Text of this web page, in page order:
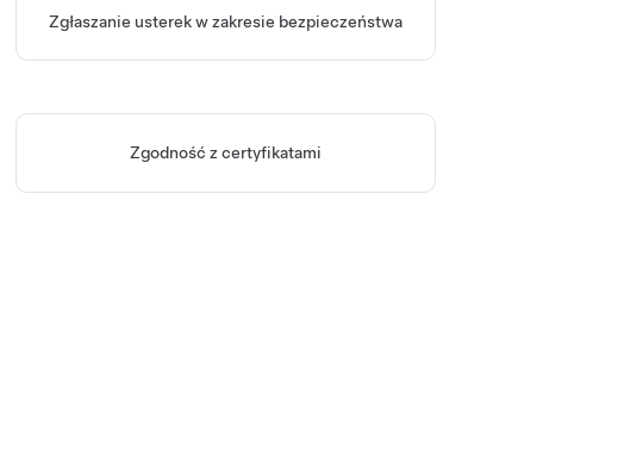
Zgłaszanie usterek w zakresie bezpieczeństwa
Zgodność z certyfikatami